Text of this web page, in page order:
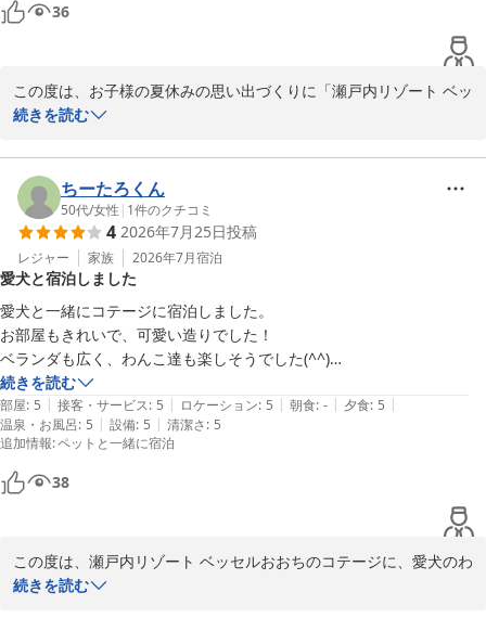
当館のグランピングは、秋の心地よい風を感じる季節や、星空がき
れいに見える季節もまた違った魅力がございます。ぜひまたご家族
ご家族のまたのご来館を、スタッフ一同心よりお待ちしておりま
瀬戸内リゾート ベッセルおおち
副支配人 防越
瀬戸内リゾート ベッセルおおち
2026-07-31
36
この度は、お子様の夏休みの思い出づくりに「瀬戸内リゾート ベッ
セルおおち」をご利用いただき、誠にありがとうございます。ま
ただきましたこと、重ねて御礼申し上げます。
虫が少し苦手なお嬢様とのことでしたが、本館でのお食事や温泉を
ご利用いただきながら、安心してお過ごしいただけたご様子、大変
嬉しく拝読いたしました。当館のグランピングは「アウトドアの開
放感」と「ホテルの快適性」を両立させることを大切にしておりま
すので、お嬢様が「非常に楽しむことが出来た」とのお言葉は、ス
タッフ一同にとって何よりの励みとなります。
また、真夏の暑い時期ではありましたが、テント内も快適にお過ご
しいただけたとのこと、何よりでございます。スタッフの対応につ
きましてもお褒めの言葉をいただき、大変光栄に存じます。
これからも、ご家族皆様の夏休みの素晴らしい思い出の1ページと
なるような、心地よい空間と温かなおもてなしに努めてまいりま
お近くにお越しの際は、ぜひまた当館へ足をお運びくださいませ。
お客様のまたのお越しを、スタッフ一同心よりお待ち申し上げてお
続きを読む
ちーたろくん
50代/女性 | 1件のクチコミ
4 2026年7月25日投稿
レジャー 家族 2026年7月宿泊
愛犬と宿泊しました
愛犬と一緒にコテージに宿泊しました。
お部屋もきれいで、可愛い造りでした！
ベランダも広く、わんこ達も楽しそうでした(^^)
お散歩コースが少なく感じたので、散歩コースマップ等があればいいな
と思いました。
また機会があれば、宿泊したいです！
続きを読む
部屋: 5 | 接客・サービス: 5 | ロケーション: 5 | 朝食: - | 夕食: 5 |
温泉・お風呂: 5 | 設備: 5 | 清潔さ: 5
追加情報:ペットと一緒に宿泊
38
この度は、瀬戸内リゾート ベッセルおおちのコテージに、愛犬のわ
んちゃん達と共にご宿泊いただき、誠にありがとうございます。
続きを読む